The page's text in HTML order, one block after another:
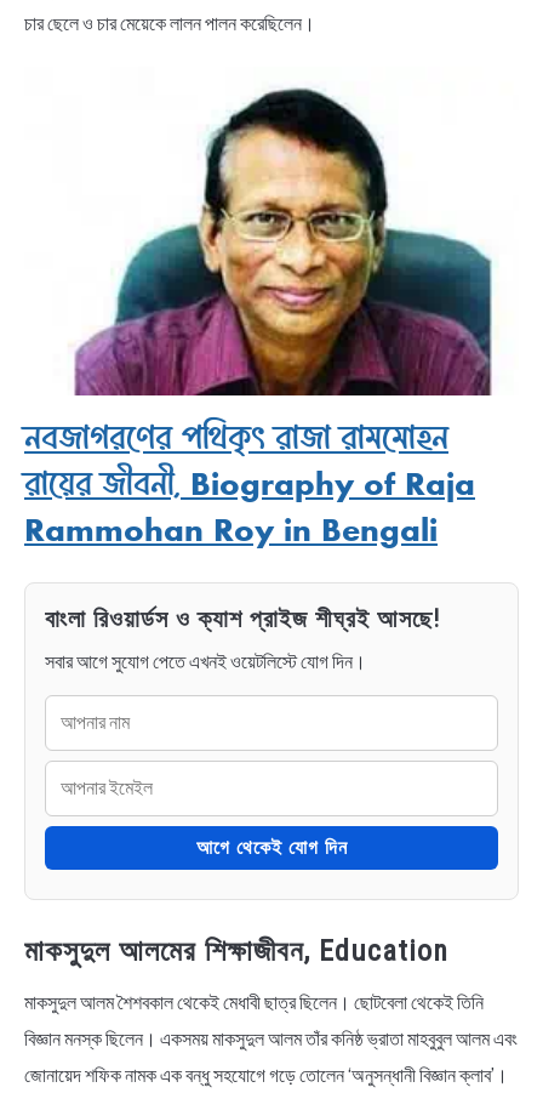
চার ছেলে ও চার মেয়েকে লালন পালন করেছিলেন।
নবজাগরণের পথিকৃৎ রাজা রামমোহন
রায়ের জীবনী, Biography of Raja
Rammohan Roy in Bengali
বাংলা রিওয়ার্ডস ও ক্যাশ প্রাইজ শীঘ্রই আসছে!
সবার আগে সুযোগ পেতে এখনই ওয়েটলিস্টে যোগ দিন।
আগে থেকেই যোগ দিন
মাকসুদুল আলমের শিক্ষাজীবন, Education
মাকসুদুল আলম শৈশবকাল থেকেই মেধাবী ছাত্র ছিলেন। ছোটবেলা থেকেই তিনি
বিজ্ঞান মনস্ক ছিলেন। একসময় মাকসুদুল আলম তাঁর কনিষ্ঠ ভ্রাতা মাহবুবুল আলম এবং
জোনায়েদ শফিক নামক এক বন্ধু সহযোগে গড়ে তোলেন ‘অনুসন্ধানী বিজ্ঞান ক্লাব’।